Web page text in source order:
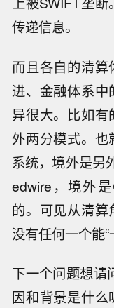
传递信息。
而且各自的清
进、金融体系
异很大。比如
外两分模式。
系统，境外是另
edwire，境外
的。可见从清算
没有任何一个能“
下一个问题想请
因和背景是什